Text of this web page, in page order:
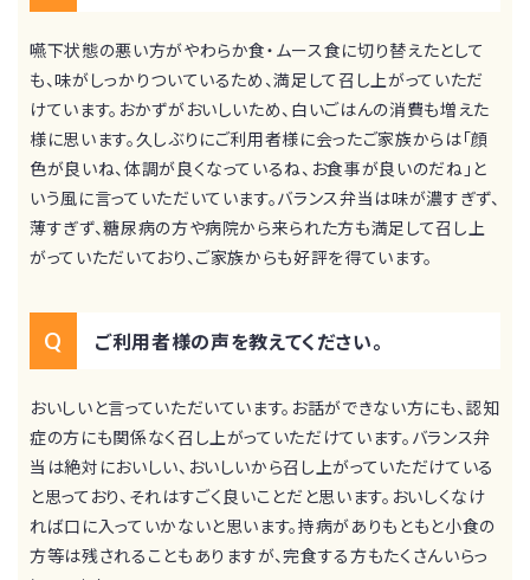
嚥下状態の悪い方がやわらか食・ムース食に切り替えたとして
も、味がしっかりついているため、満足して召し上がっていただ
けています。おかずがおいしいため、白いごはんの消費も増えた
様に思います。久しぶりにご利用者様に会ったご家族からは「顔
色が良いね、体調が良くなっているね、お食事が良いのだね」と
いう風に言っていただいています。バランス弁当は味が濃すぎず、
薄すぎず、糖尿病の方や病院から来られた方も満足して召し上
がっていただいており、ご家族からも好評を得ています。
ご利用者様の声を教えてください。
おいしいと言っていただいています。お話ができない方にも、認知
症の方にも関係なく召し上がっていただけています。バランス弁
当は絶対においしい、おいしいから召し上がっていただけている
と思っており、それはすごく良いことだと思います。おいしくなけ
れば口に入っていかないと思います。持病がありもともと小食の
方等は残されることもありますが、完食する方もたくさんいらっ